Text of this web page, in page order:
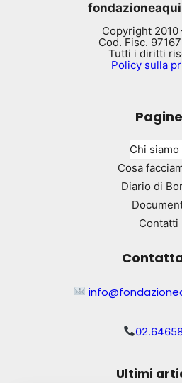
Copyright 2010
Cod. Fisc.
Tutti i diritti
Policy sulla
Pagine
Chi siamo
Cosa
Diario di
Contatti
Ultimi